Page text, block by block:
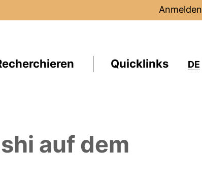
Anmelden
Quicklinks DE
auf dem